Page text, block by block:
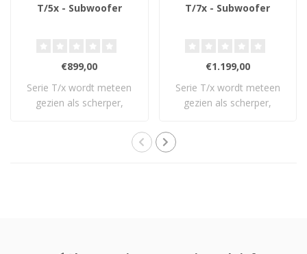
T/5x - Subwoofer
€899,00
Serie T/x wordt meteen
gezien als scherper,
T/7x - Subwoofer
€1.199,00
Serie T/x wordt meteen
gezien als scherper,